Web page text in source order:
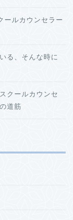
ルカウンセラー
る、そんな時に
クールカウンセ
道筋